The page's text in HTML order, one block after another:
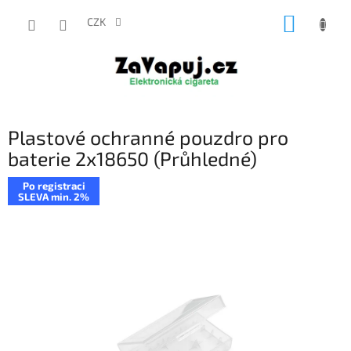
CZK
Plastové ochranné pouzdro pro
baterie 2x18650 (Průhledné)
Po registraci
SLEVA min. 2%